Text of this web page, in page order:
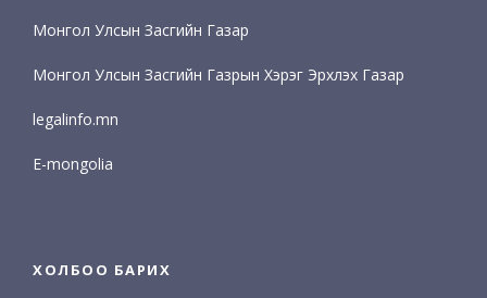
Монгол Улсын Засгийн Газар
Монгол Улсын Засгийн Газрын Хэрэг Эрхлэх Газар
legalinfo.mn
E-mongolia
ХОЛБОО БАРИХ